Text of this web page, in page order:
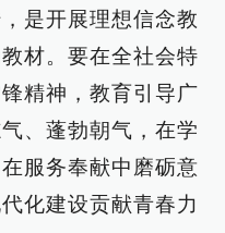
是开展理想信念教
材。要在全社会特
精神，教育引导广
、蓬勃朝气，在学
服务奉献中磨砺意
化建设贡献青春力